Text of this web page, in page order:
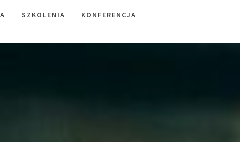
SZKOLENIA KONFERENCJA